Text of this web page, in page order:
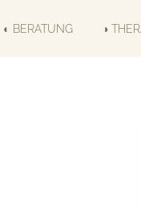
◐ BERATUNG ◑